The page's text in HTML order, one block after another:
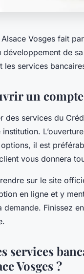
Vosges fait
de
les services
un compte
des services du
il est
vous donnera
sur le site
en ligne et y
demande. Finissez
services
Vosges ?